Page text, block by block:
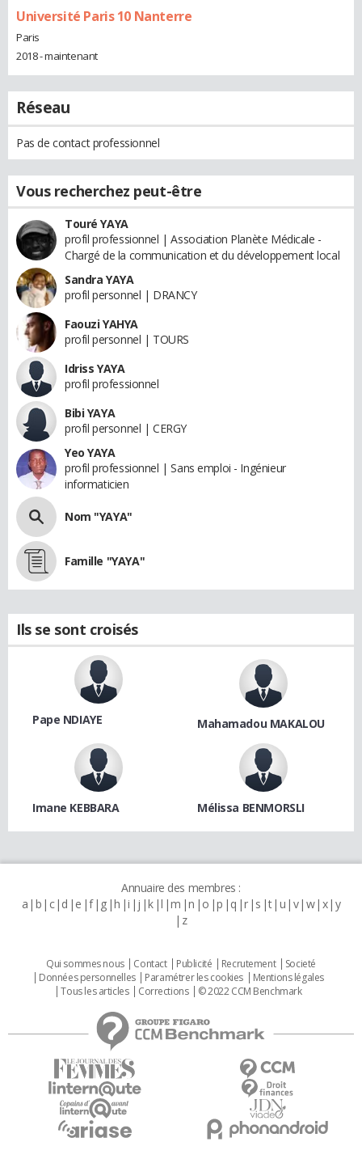
Université Paris 10 Nanterre
Paris
2018 - maintenant
Réseau
Pas de contact professionnel
Vous recherchez peut-être
Touré YAYA
profil professionnel | Association Planète Médicale -
Chargé de la communication et du développement local
Sandra YAYA
profil personnel | DRANCY
Faouzi YAHYA
profil personnel | TOURS
Idriss YAYA
profil professionnel
Bibi YAYA
profil personnel | CERGY
Yeo YAYA
profil professionnel | Sans emploi - Ingénieur
informaticien
Nom "YAYA"
Famille "YAYA"
Ils se sont croisés
Pape NDIAYE Mahamadou MAKALOU
Imane KEBBARA Mélissa BENMORSLI
Annuaire des membres :
a b c d e f g h i j k l m n o p q r s t u v w x y
z
Qui sommes nous Contact Publicité Recrutement
Societé
Données personnelles
Paramétrer les cookies
Mentions légales
Tous les articles
Corrections © 2022 CCM Benchmark